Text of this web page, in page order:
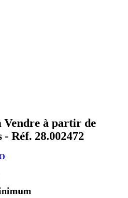
à partir de
Réf. 28.002472